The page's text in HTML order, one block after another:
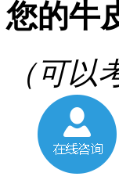
您的牛
（可以